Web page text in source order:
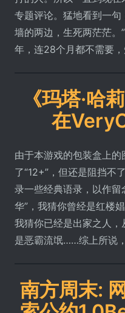
专题评论。猛地看到一句
墙的两边，生死两茫茫
年，连28个月都不需要，
《玛塔·哈
在
由于本游戏的包装盒上
了“12+”，但还是阻挡不
录一些经典语录，以作
华”，我猜你曾经是红楼
我猜你已经是出家之人，
是恶霸流氓……综上所说
南方周末: